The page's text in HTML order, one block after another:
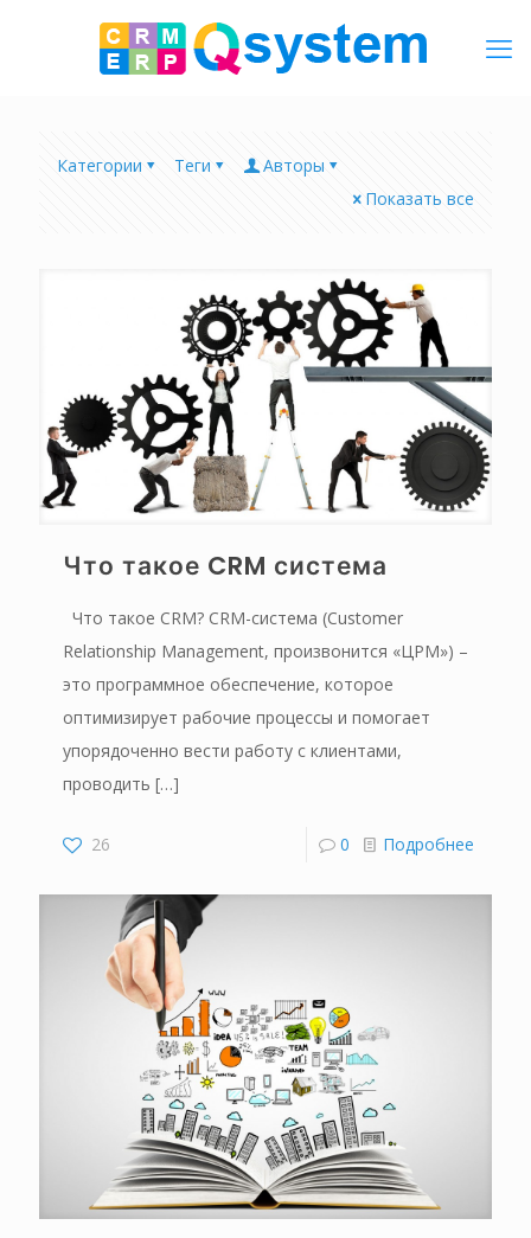
Категории Теги
Авторы
Показать все
Что такое CRM система
Что такое CRM? CRM-система (Customer
Relationship Management, произвонится «ЦРМ») –
это программное обеспечение, которое
оптимизирует рабочие процессы и помогает
упорядоченно вести работу с клиентами,
проводить […]
26 0 Подробнее